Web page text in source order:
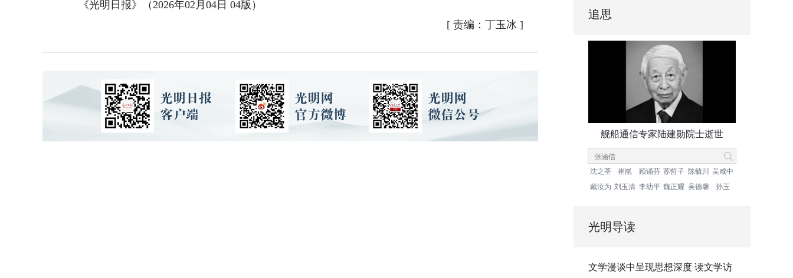
《光明日报》（2026年02月04日 04版）
[ 责编：丁玉冰 ]
追思
舰船通信专家陆建勋院士逝世
沈之荃 崔崑 顾诵芬 苏哲子 陈毓川
吴咸中
戴汝为 刘玉清 李幼平 魏正耀 吴德馨 孙玉
光明导读
文学漫谈中呈现思想深度 读文学访